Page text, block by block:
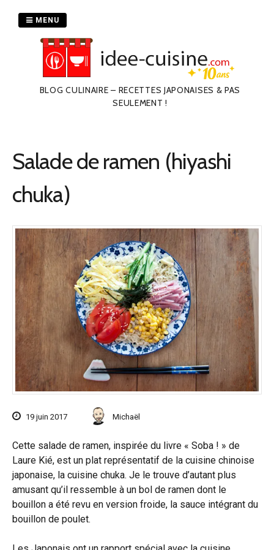
BLOG CULINAIRE – RECETTES JAPONAISES & PAS
SEULEMENT !
MENU
Salade de ramen (hiyashi
chuka)
19 juin 2017 Michaël
Cette salade de ramen, inspirée du livre « Soba ! » de
Laure Kié, est un plat représentatif de la cuisine chinoise
japonaise, la cuisine chuka. Je le trouve d’autant plus
amusant qu’il ressemble à un bol de ramen dont le
bouillon a été revu en version froide, la sauce intégrant du
bouillon de poulet.